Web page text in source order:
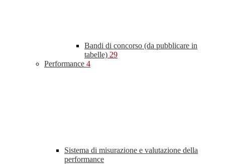
Bandi di concorso (da pubblicare in
tabelle) 29
Performance 4
Sistema di misurazione e valutazione della
performance